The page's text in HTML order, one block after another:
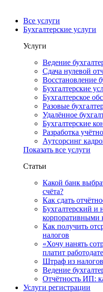
Все услуги
Бухгалтерские услуги
Услуги
Ведение
Сдача нулевой
Восстановление
Бухгалтерские
Бухгалтерское
Разовые
Удалённое
Бухгалтерские
Разработка
Аутсорсинг
Показать все услуги
Статьи
Какой банк
счёта?
Как сдать
Бухгалтерский и
корпоративными
Как получить
налогов
«Хочу нанять
платит
Штраф из
Ведение
Отчётность ИП:
Услуги регистрации